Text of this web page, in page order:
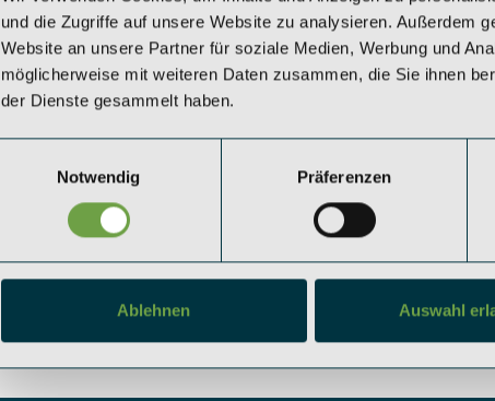
und die Zugriffe auf unsere Website zu analysieren. Außerdem
Website an unsere Partner für soziale Medien, Werbung und
möglicherweise mit weiteren Daten zusammen, die Sie ihnen
der Dienste gesammelt haben.
Notwendig
Präferenzen
Ablehnen Auswahl